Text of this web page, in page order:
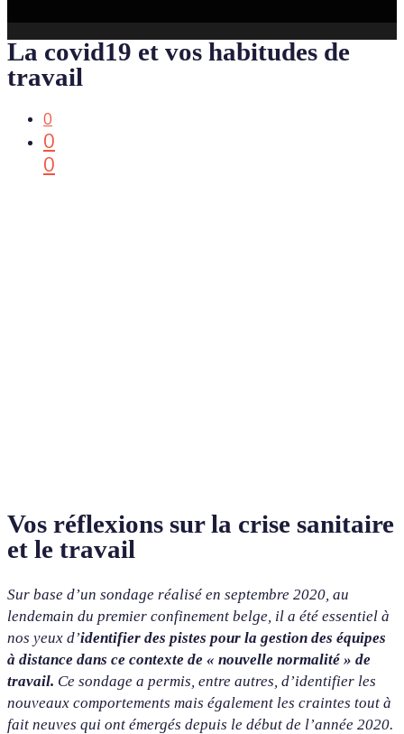
La covid19 et vos habitudes de
travail
0
0
0
Vos réflexions sur la crise sanitaire
et le travail
Sur base d’un sondage réalisé en septembre 2020, au
lendemain du premier confinement belge, il a été essentiel à
nos yeux d’identifier des pistes pour la gestion des équipes
à distance dans ce contexte de « nouvelle normalité » de
travail. Ce sondage a permis, entre autres, d’identifier les
nouveaux comportements mais également les craintes tout à
fait neuves qui ont émergés depuis le début de l’année 2020.